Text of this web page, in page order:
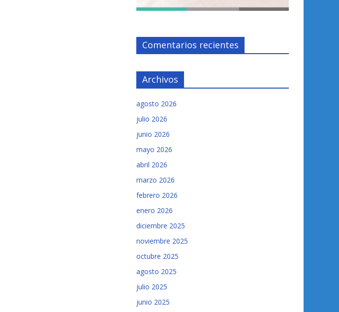
Comentarios recientes
Archivos
agosto 2026
julio 2026
junio 2026
mayo 2026
abril 2026
marzo 2026
febrero 2026
enero 2026
diciembre 2025
noviembre 2025
octubre 2025
agosto 2025
julio 2025
junio 2025